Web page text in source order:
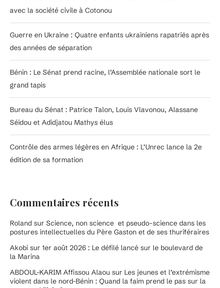
avec la société civile à Cotonou
Guerre en Ukraine : Quatre enfants ukrainiens rapatriés après
des années de séparation
Bénin : Le Sénat prend racine, l’Assemblée nationale sort le
grand tapis
Bureau du Sénat : Patrice Talon, Louis Vlavonou, Alassane
Séidou et Adidjatou Mathys élus
Contrôle des armes légères en Afrique : L’Unrec lance la 2e
édition de sa formation
Commentaires récents
Roland sur Science, non science et pseudo-science dans les
postures intellectuelles du Père Gaston et de ses thuriféraires
Akobi sur 1er août 2026 : Le défilé lancé sur le boulevard de
la Marina
ABDOUL-KARIM Affissou Alaou sur Les jeunes et l’extrémisme
violent dans le nord-Bénin : Quand la faim prend le pas sur la